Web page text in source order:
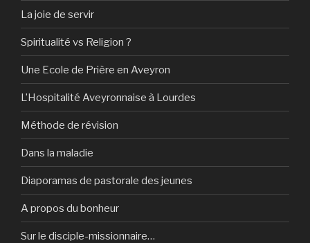
La joie de servir
Spiritualité vs Religion ?
Une Ecole de Prière en Aveyron
L’Hospitalité Aveyronnaise à Lourdes
Méthode de révision
Dans la maladie
Diaporamas de pastorale des jeunes
A propos du bonheur
Sur le disciple-missionnaire…